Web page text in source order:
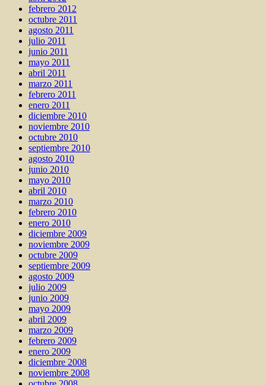
febrero 2012
octubre 2011
agosto 2011
julio 2011
junio 2011
mayo 2011
abril 2011
marzo 2011
febrero 2011
enero 2011
diciembre 2010
noviembre 2010
octubre 2010
septiembre 2010
agosto 2010
junio 2010
mayo 2010
abril 2010
marzo 2010
febrero 2010
enero 2010
diciembre 2009
noviembre 2009
octubre 2009
septiembre 2009
agosto 2009
julio 2009
junio 2009
mayo 2009
abril 2009
marzo 2009
febrero 2009
enero 2009
diciembre 2008
noviembre 2008